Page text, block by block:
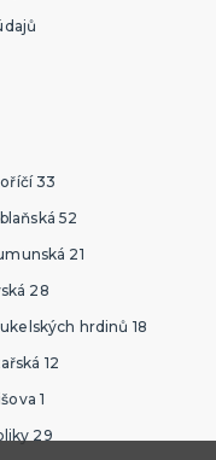
33
52
21
28
hrdinů 18
12
1
29